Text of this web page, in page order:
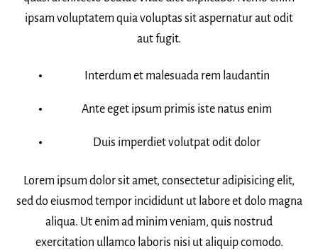
ipsam voluptatem quia voluptas sit aspernatur aut odit
aut fugit.
Interdum et malesuada rem laudantin
Ante eget ipsum primis iste natus enim
Duis imperdiet volutpat odit dolor
Lorem ipsum dolor sit amet, consectetur adipisicing elit,
sed do eiusmod tempor incididunt ut labore et dolo magna
aliqua. Ut enim ad minim veniam, quis nostrud
exercitation ullamco laboris nisi ut aliquip comodo.